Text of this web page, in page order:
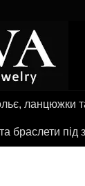
ланцюжки
браслети під